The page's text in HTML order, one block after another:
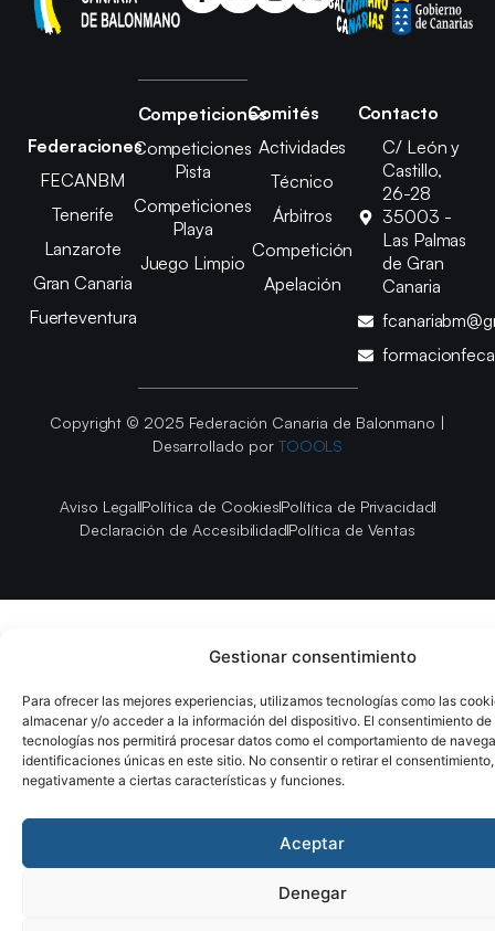
Gestionar consentimiento
Para ofrecer las mejores experiencias, utilizamos tecnologías como las
almacenar y/o acceder a la información del dispositivo. El consentimiento de
tecnologías nos permitirá procesar datos como el comportamiento de
identificaciones únicas en este sitio. No consentir o retirar el
negativamente a ciertas características y funciones.
Aceptar
Denegar
Federaciones
FECANBM
Tenerife
Lanzarote
Gran Canaria
Fuerteventura
Competiciones
Competiciones
Pista
Competiciones
Playa
Juego Limpio
Comités
Actividades
Técnico
Árbitros
Competición
Apelación
Contacto
C/ León y
Castillo,
26-28
35003 -
Las Palmas
de Gran
Canaria
Copyright © 2025 Federación Canaria de Balonmano |
Desarrollado por TOOOLS
Aviso LegalPolítica de CookiesPolítica de Privacidad
Declaración de AccesibilidadPolítica de Ventas